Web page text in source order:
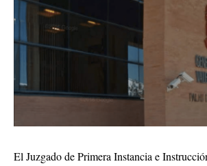
El Juzgado de Primera Instancia e